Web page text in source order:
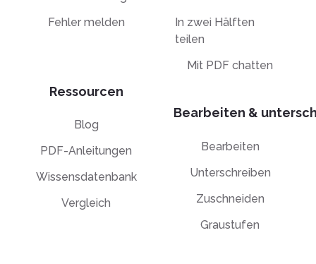
Fehler melden
Ressourcen
Blog
PDF-Anleitungen
Wissensdatenbank
Vergleich
In zwei Hälften
teilen
Mit PDF chatten
Bearbeiten &
Bearbeiten
Unterschreiben
Zuschneiden
Graustufen